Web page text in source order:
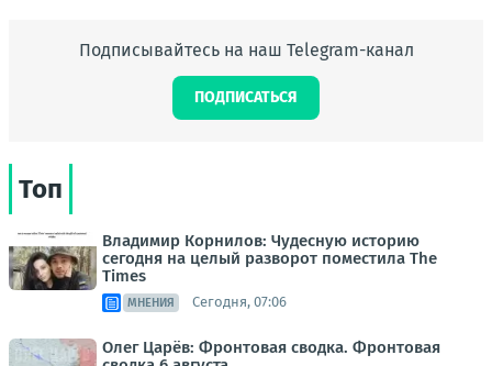
Подписывайтесь на наш Telegram-канал
ПОДПИСАТЬСЯ
Топ
Владимир Корнилов: Чудесную историю
сегодня на целый разворот поместила The
Times
МНЕНИЯ Сегодня, 07:06
Олег Царёв: Фронтовая сводка. Фронтовая